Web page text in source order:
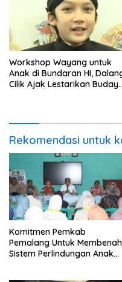
Workshop Wayang untuk
Anak di Bundaran HI,
Cilik Ajak Lestarikan
Rekomendasi untuk
Komitmen Pemkab
Pemalang Untuk
Sistem Perlindungan Anak